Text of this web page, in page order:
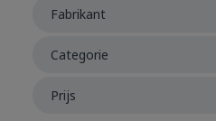
Fabrikant
Categorie
Prijs